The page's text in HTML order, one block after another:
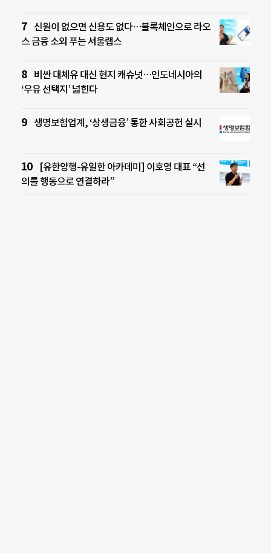
신원이 없으면 신용도 없다…블록체인으로 라오
스 금융 소외 푸는 서울랩스
비싼 대체유 대신 현지 캐슈넛…인도네시아의
‘우유 선택지’ 넓힌다
생명보험업계, ‘상생금융’ 통한 사회공헌 실시
[유한양행-유일한 아카데미] 이호영 대표 “선
의를 행동으로 연결하라”